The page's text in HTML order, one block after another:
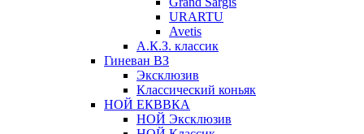
URARTU
Avetis
А.К.З. классик
Гиневан ВЗ
Эксклюзив
Классический коньяк
НОЙ ЕКВВКА
НОЙ Эксклюзив